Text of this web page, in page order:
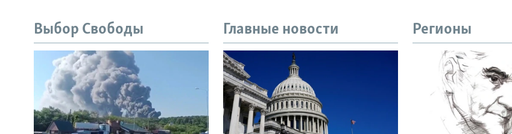
Выбор Свободы Главные новости Регионы